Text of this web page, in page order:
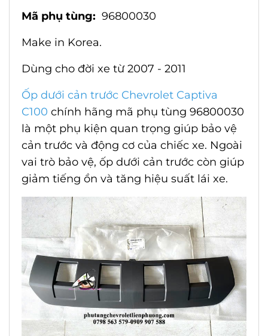
Mã phụ tùng: 96800030
Make in Korea.
Dùng cho đời xe từ 2007 - 2011
Ốp dưới cản trước Chevrolet Captiva
C100 chính hãng mã phụ tùng 96800030
là một phụ kiện quan trọng giúp bảo vệ
cản trước và động cơ của chiếc xe. Ngoài
vai trò bảo vệ, ốp dưới cản trước còn giúp
giảm tiếng ồn và tăng hiệu suất lái xe.